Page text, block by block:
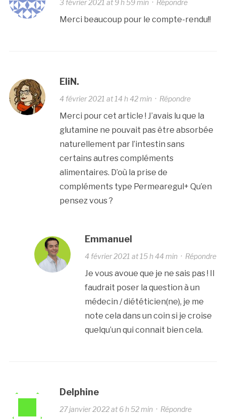
3 février 2021 at 9 h 59 min· Répondre
Merci beaucoup pour le compte-rendu!!
EliN.
4 février 2021 at 14 h 42 min· Répondre
Merci pour cet article ! J’avais lu que la
glutamine ne pouvait pas être absorbée
naturellement par l’intestin sans
certains autres compléments
alimentaires. D’où la prise de
compléments type Permearegul+ Qu’en
pensez vous ?
Emmanuel
4 février 2021 at 15 h 44 min· Répondre
Je vous avoue que je ne sais pas ! Il
faudrait poser la question à un
médecin / diététicien(ne), je me
note cela dans un coin si je croise
quelqu’un qui connait bien cela.
Delphine
27 janvier 2022 at 6 h 52 min· Répondre